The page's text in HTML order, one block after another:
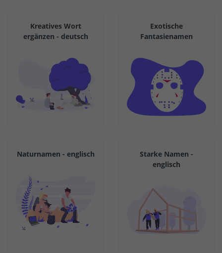
Kreatives Wort
ergänzen - deutsch
Exotische
Fantasienamen
Naturnamen - englisch
Starke Namen -
englisch